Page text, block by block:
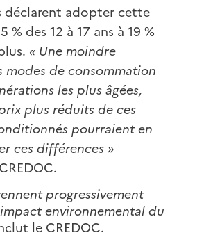
déclarent adopter cette
des 12 à 17 ans à 19 %
« Une moindre
modes de consommation
les plus âgées,
plus réduits de ces
pourraient en
ces différences »
progressivement
environnemental du
le CREDOC.